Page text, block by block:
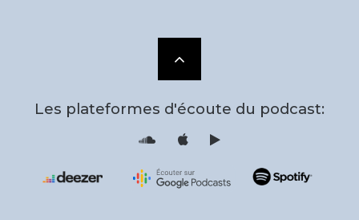
Scroll
to
the
top
Les plateformes d'écoute du podcast:
S
n
d
c
i
T
n
e
s